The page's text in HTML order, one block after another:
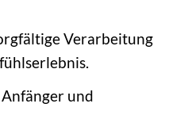
Verarbeitung
und